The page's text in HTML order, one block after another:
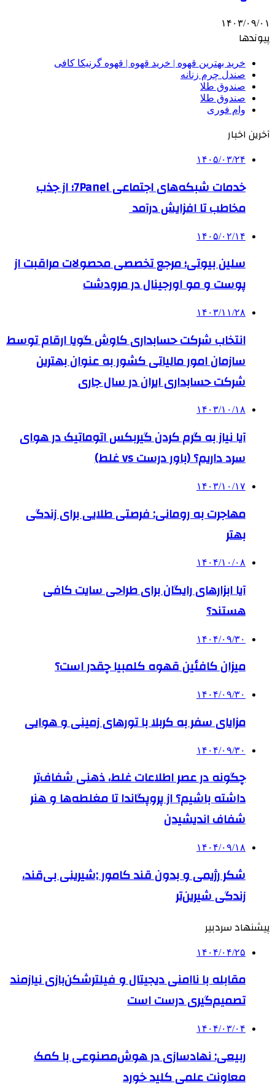
۱۴۰۳/۰۹/۰۱
پیوندها
خرید بهترین قهوه | خرید قهوه | قهوه گرنیکا کافی
صندل چرم زنانه
صندوق طلا
صندوق طلا
وام فوری
آخرین اخبار
۱۴۰۵/۰۳/۲۴
خدمات شبکه‌های اجتماعی 7Panel؛ از جذب
مخاطب تا افزایش درآمد
۱۴۰۵/۰۲/۱۴
سلین بیوتی؛ مرجع تخصصی محصولات مراقبت از
پوست و مو اورجینال در مرودشت
۱۴۰۳/۱۱/۲۸
انتخاب شرکت حسابداری کاوش گویا ارقام توسط
سازمان امور مالیاتی کشور به عنوان بهترین
شرکت حسابداری ایران در سال جاری
۱۴۰۳/۱۰/۱۸
آیا نیاز به گرم کردن گیربکس اتوماتیک در هوای
سرد داریم؟ (باور درست vs غلط)
۱۴۰۳/۱۰/۱۷
مهاجرت به رومانی: فرصتی طلایی برای زندگی
بهتر
۱۴۰۴/۱۰/۰۸
آیا ابزارهای رایگان برای طراحی سایت کافی
هستند؟
۱۴۰۴/۰۹/۳۰
میزان کافئین قهوه کلمبیا چقدر است؟
۱۴۰۴/۰۹/۳۰
مزایای سفر به کربلا با تورهای زمینی و هوایی
۱۴۰۴/۰۹/۳۰
چگونه در عصر اطلاعات غلط، ذهنی شفاف‌تر
داشته باشیم؟ از پروپگاندا تا مغلطه‌ها و هنر
شفاف اندیشیدن
۱۴۰۴/۰۹/۱۸
شکر رژیمی و بدون قند کامور ;شیرینی بی‌قند،
زندگی شیرین‌تر
پیشنهاد سردبیر
۱۴۰۴/۰۴/۲۵
مقابله با ناامنی دیجیتال و فیلترشکن‌بازی نیازمند
تصمیم‌گیری درست است
۱۴۰۴/۰۳/۰۴
ربیعی: نهادسازی در هوش‌مصنوعی با کمک
معاونت علمی کلید خورد